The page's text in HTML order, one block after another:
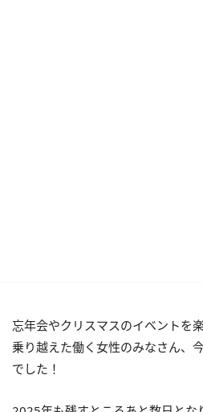
忘年会やクリスマスのイベントを
乗り越えた働く女性のみなさん、
でした！